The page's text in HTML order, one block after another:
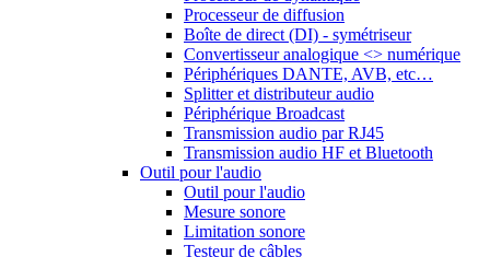
Processeur de diffusion
Boîte de direct (DI) - symétriseur
Convertisseur analogique <> numérique
Périphériques DANTE, AVB, etc…
Splitter et distributeur audio
Périphérique Broadcast
Transmission audio par RJ45
Transmission audio HF et Bluetooth
Outil pour l'audio
Outil pour l'audio
Mesure sonore
Limitation sonore
Testeur de câbles